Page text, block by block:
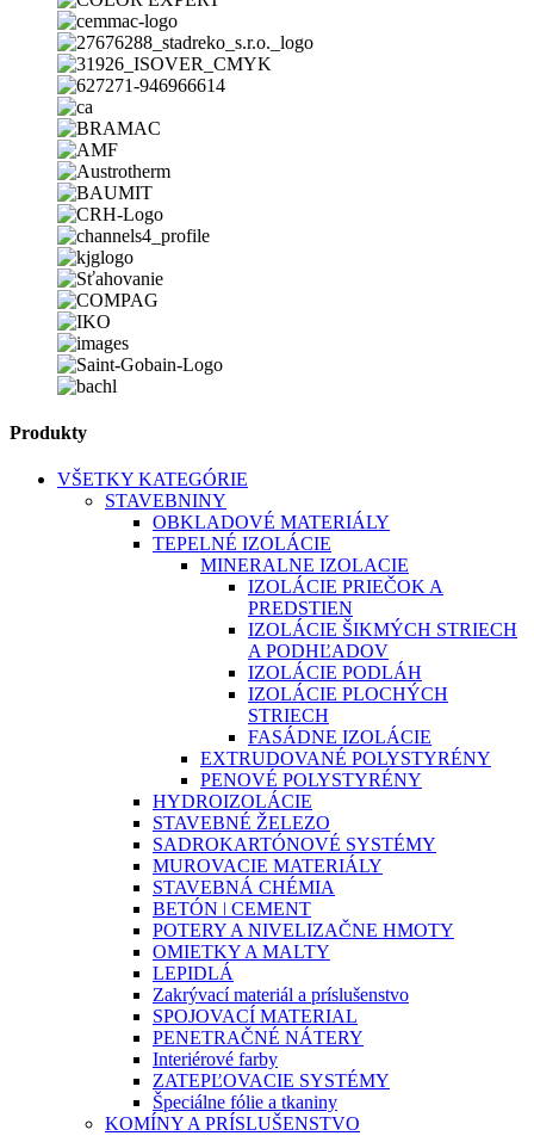
Produkty
VŠETKY KATEGÓRIE
STAVEBNINY
OBKLADOVÉ MATERIÁLY
TEPELNÉ IZOLÁCIE
MINERALNE IZOLACIE
IZOLÁCIE PRIEČOK A
PREDSTIEN
IZOLÁCIE ŠIKMÝCH STRIECH
A PODHĽADOV
IZOLÁCIE PODLÁH
IZOLÁCIE PLOCHÝCH
STRIECH
FASÁDNE IZOLÁCIE
EXTRUDOVANÉ POLYSTYRÉNY
PENOVÉ POLYSTYRÉNY
HYDROIZOLÁCIE
STAVEBNÉ ŽELEZO
SADROKARTÓNOVÉ SYSTÉMY
MUROVACIE MATERIÁLY
STAVEBNÁ CHÉMIA
BETÓN ǀ CEMENT
POTERY A NIVELIZAČNE HMOTY
OMIETKY A MALTY
LEPIDLÁ
Zakrývací materiál a príslušenstvo
SPOJOVACÍ MATERIAL
PENETRAČNÉ NÁTERY
Interiérové farby
ZATEPĽOVACIE SYSTÉMY
Špeciálne fólie a tkaniny
KOMÍNY A PRÍSLUŠENSTVO